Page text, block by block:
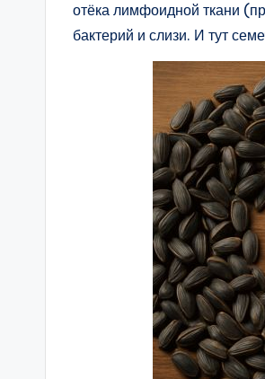
отёка лимфоидной ткани
бактерий и слизи. И тут